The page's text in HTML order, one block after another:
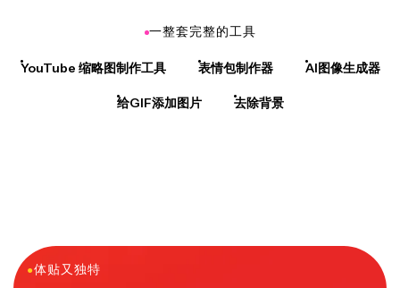
一整套完整的工具
YouTube 缩略图制作工具 表情包制作器 AI图像生成器
给GIF添加图片 去除背景
●体贴又独特